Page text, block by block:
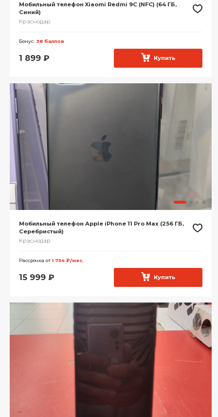
Мобильный телефон Xiaomi Redmi 9C (NFC) (64 ГБ,
Синий)
Краснодар
Бонус: 38 баллов
1 899 ₽ Купить
Мобильный телефон Apple iPhone 11 Pro Max (256 ГБ,
Серебристый)
Краснодар
Рассрочка от1 754 ₽/мес.
15 999 ₽ Купить